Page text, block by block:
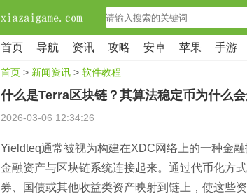
首页 导航 资讯 攻略 安卓 苹果 手游
首页 > 新闻资讯 > 软件教程
什么是Terra区块链？其算法稳定币为什么会
2026-03-06 12:34:26
Yieldteq通常被视为构建在XDC网络上的一种金
金融资产与区块链系统连接起来。通过代币化方
券、国债或其他收益类资产映射到链上，使这些